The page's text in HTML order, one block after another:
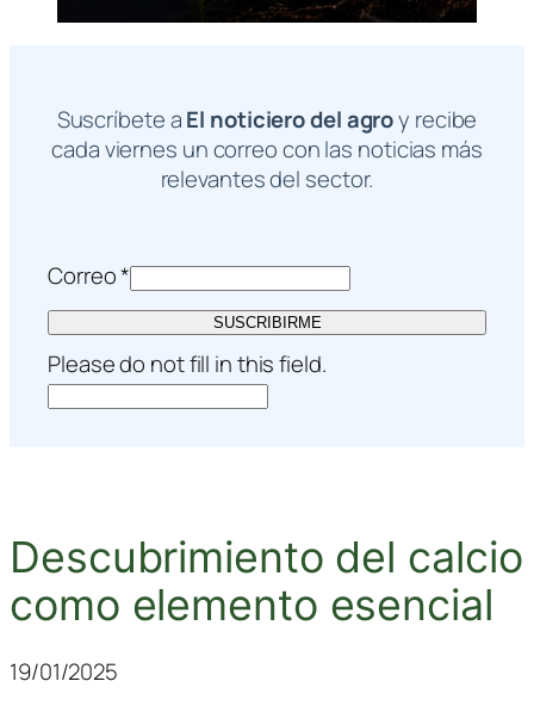
Suscríbete aEl noticiero del agroy recibe
cada viernes un correo con las noticias más
relevantes del sector.
Correo*
SUSCRIBIRME
Please do not fill in this field.
Descubrimiento del calcio
como elemento esencial
19/01/2025